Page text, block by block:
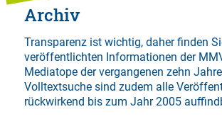
Archiv
Transparenz ist wichtig, daher finden
veröffentlichten Informationen der
Mediatope der vergangenen zehn
Volltextsuchesind zudem alle
rückwirkend bis zum Jahr 2005